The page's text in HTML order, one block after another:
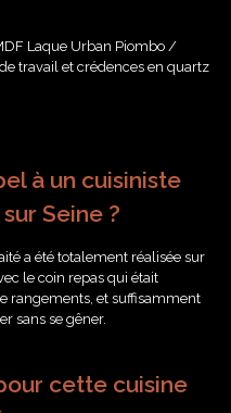
Laque Urban Piombo /
travail et crédences en quartz
à un cuisiniste
Seine ?
a été totalement réalisée sur
le coin repas qui était
rangements, et suffisamment
sans se gêner.
cette cuisine